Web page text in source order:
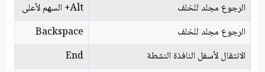
الرجوع مجلد للخلف
Alt+ السهم لأعلى
الرجوع مجلد للخلف
Backspace
الانتقال لأسفل النافذة النشطة
End